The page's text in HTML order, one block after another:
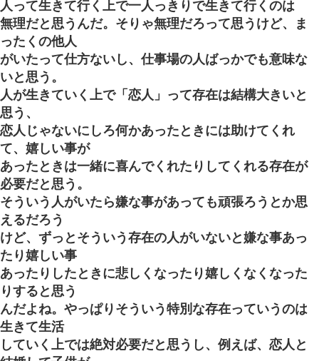
人って生きて行く上で一人っきりで生きて行くのは
無理だと思うんだ。そりゃ無理だろって思うけど、ま
ったくの他人
がいたって仕方ないし、仕事場の人ばっかでも意味な
いと思う。
人が生きていく上で「恋人」って存在は結構大きいと
思う、
恋人じゃないにしろ何かあったときには助けてくれ
て、嬉しい事が
あったときは一緒に喜んでくれたりしてくれる存在が
必要だと思う。
そういう人がいたら嫌な事があっても頑張ろうとか思
えるだろう
けど、ずっとそういう存在の人がいないと嫌な事あっ
たり嬉しい事
あったりしたときに悲しくなったり嬉しくなくなった
りすると思う
んだよね。やっぱりそういう特別な存在っていうのは
生きて生活
していく上では絶対必要だと思うし、例えば、恋人と